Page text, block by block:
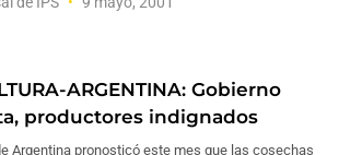
ARGENTINA: Gobierno
productores indignados
Argentina pronosticó este mes que las cosechas